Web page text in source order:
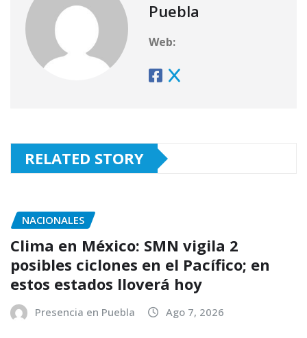
Puebla
Web:
RELATED STORY
NACIONALES
Clima en México: SMN vigila 2
posibles ciclones en el Pacífico; en
estos estados lloverá hoy
Presencia en Puebla Ago 7, 2026